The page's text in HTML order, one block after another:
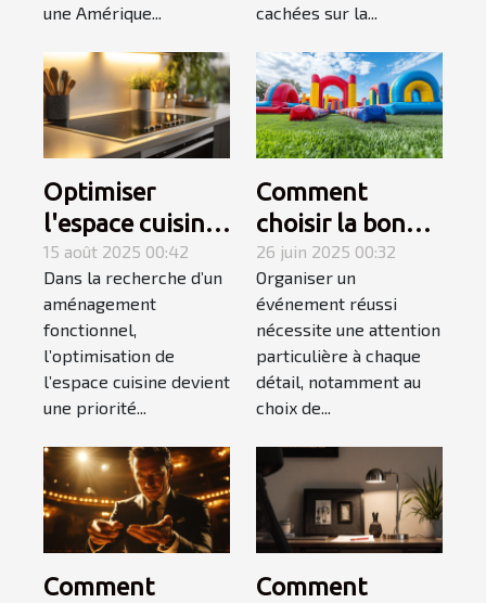
une Amérique...
cachées sur la...
Optimiser
l'espace cuisine
avec une plaque
électrique
adaptée
15 août 2025 00:42
Dans la recherche d’un
aménagement
fonctionnel,
l’optimisation de
l’espace cuisine devient
une priorité...
Comment
choisir la bonne
structure
gonflable pour
votre
événement ?
26 juin 2025 00:32
Organiser un
événement réussi
nécessite une attention
particulière à chaque
détail, notamment au
choix de...
Comment
Comment